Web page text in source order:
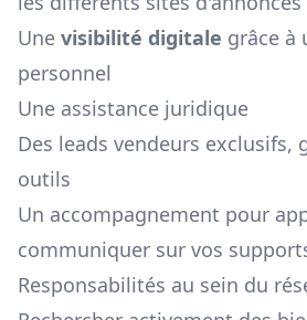
Une visibilité digitale grâce à
personnel
Une assistance juridique
Des leads vendeurs exclusifs,
outils
Un accompagnement pour
communiquer sur vos
Responsabilités au sein du